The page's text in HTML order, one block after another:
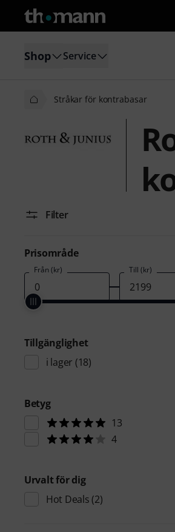
Shop Service
Stråkar för kontrabasar
Filter
Prisområde
Från (kr) Till (kr)
Tillgänglighet
i lager (18)
Betyg
13
4
Urvalt för dig
Hot Deals (2)